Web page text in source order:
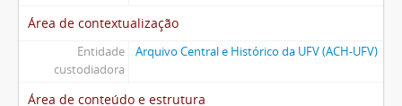
Área de contextualização
Entidade
custodiadora
Arquivo Central e Histórico da UFV (ACH-UFV)
Área de conteúdo e estrutura